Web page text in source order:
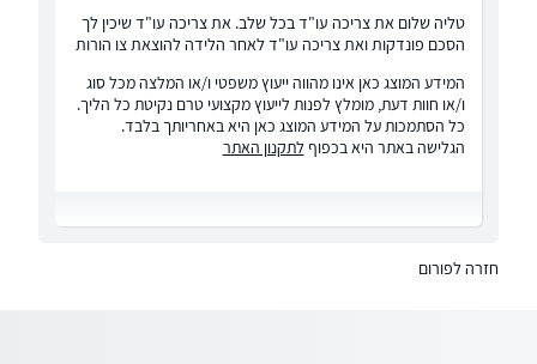
טליה שלום את צריכה עו"ד בכל שלב. את צריכה עו"ד שיכין לך
הסכם פונדקות ואת צריכה עו"ד לאחר הלידה להוצאת צו הורות
המידע המוצג כאן אינו מהווה ייעוץ משפטי ו/או המלצה מכל סוג
ו/או חוות דעת, מומלץ לפנות לייעוץ מקצועי טרם נקיטת כל הליך.
כל הסתמכות על המידע המוצג כאן היא באחריותך בלבד.
הגלישה באתר היא בכפוף לתקנון האתר
חזרה לפורום